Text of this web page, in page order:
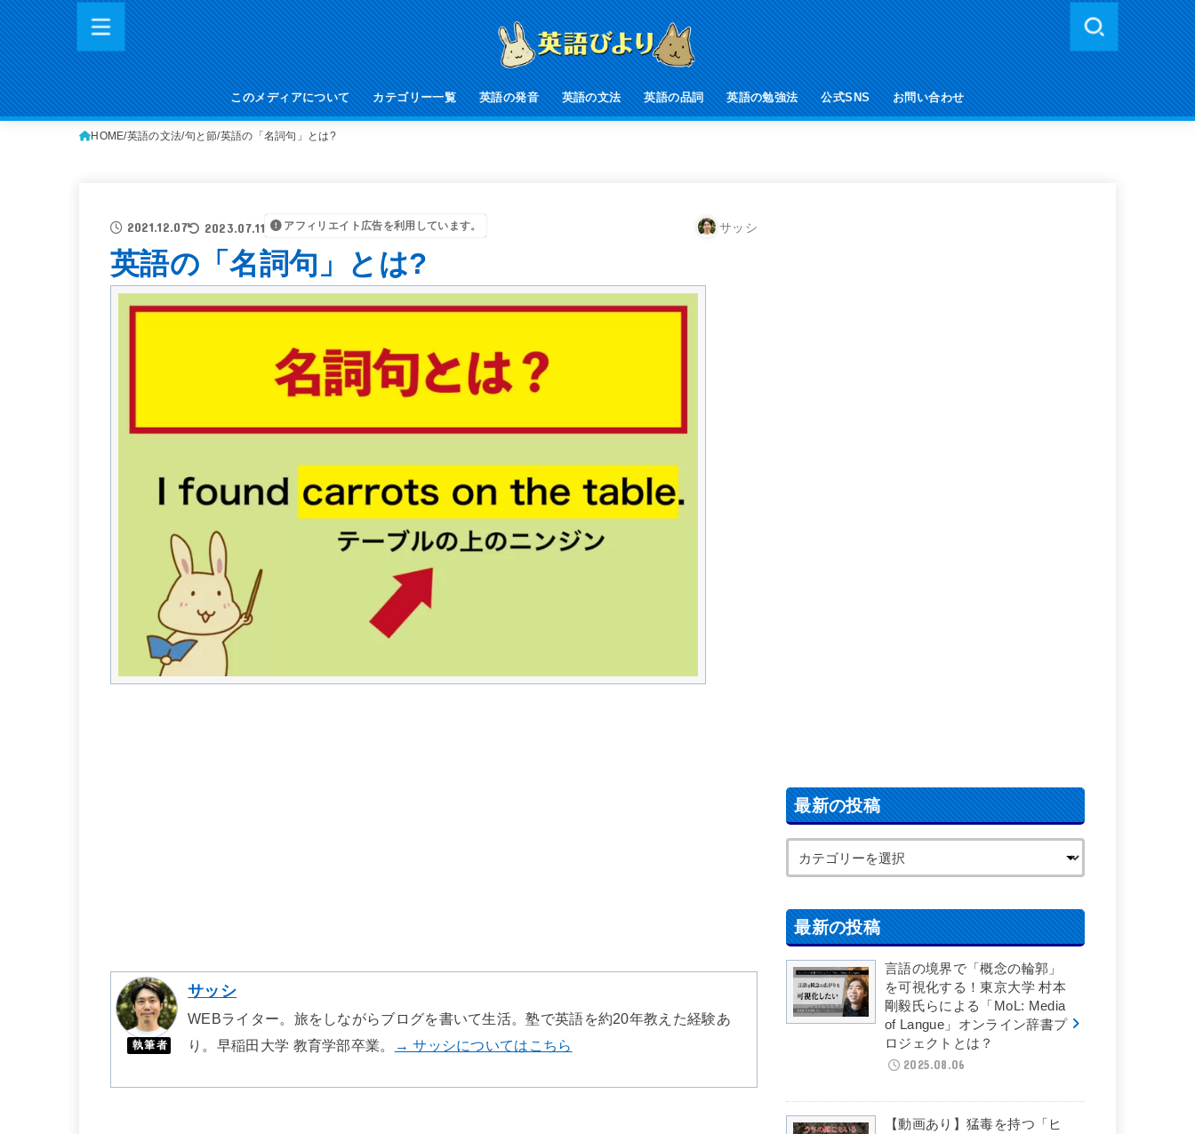
このメディアについて カテゴリー一覧 英語の発音 英語の文法 英語の品詞 英語の勉強法 公式SNS お問い合わせ
HOME 英語の文法 句と節 英語の「名詞句」とは?
2021.12.07 2023.07.11 アフィリエイト広告を利用しています。 サッシ
英語の「名詞句」とは?
執筆者
サッシ
WEBライター。旅をしながらブログを書いて生活。塾で英語を約20年教えた経験あ
り。早稲田大学 教育学部卒業。
→ サッシについてはこちら
最新の投稿
最新の投稿
言語の境界で「概念の輪郭」
を可視化する！東京大学 村本
剛毅氏らによる「MoL: Media
of Langue」オンライン辞書プ
ロジェクトとは？
2025.08.06
【動画あり】猛毒を持つ「ヒ